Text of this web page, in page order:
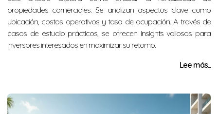
propiedades comerciales. Se analizan aspectos clave como
ubicación, costos operativos y tasa de ocupación. A través de
casos de estudio prácticos, se ofrecen insights valiosos para
inversores interesados en maximizar su retorno.
Lee más...